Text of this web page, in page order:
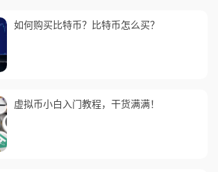
如何购买比特币？比特币怎么买？
虚拟币小白入门教程，干货满满！